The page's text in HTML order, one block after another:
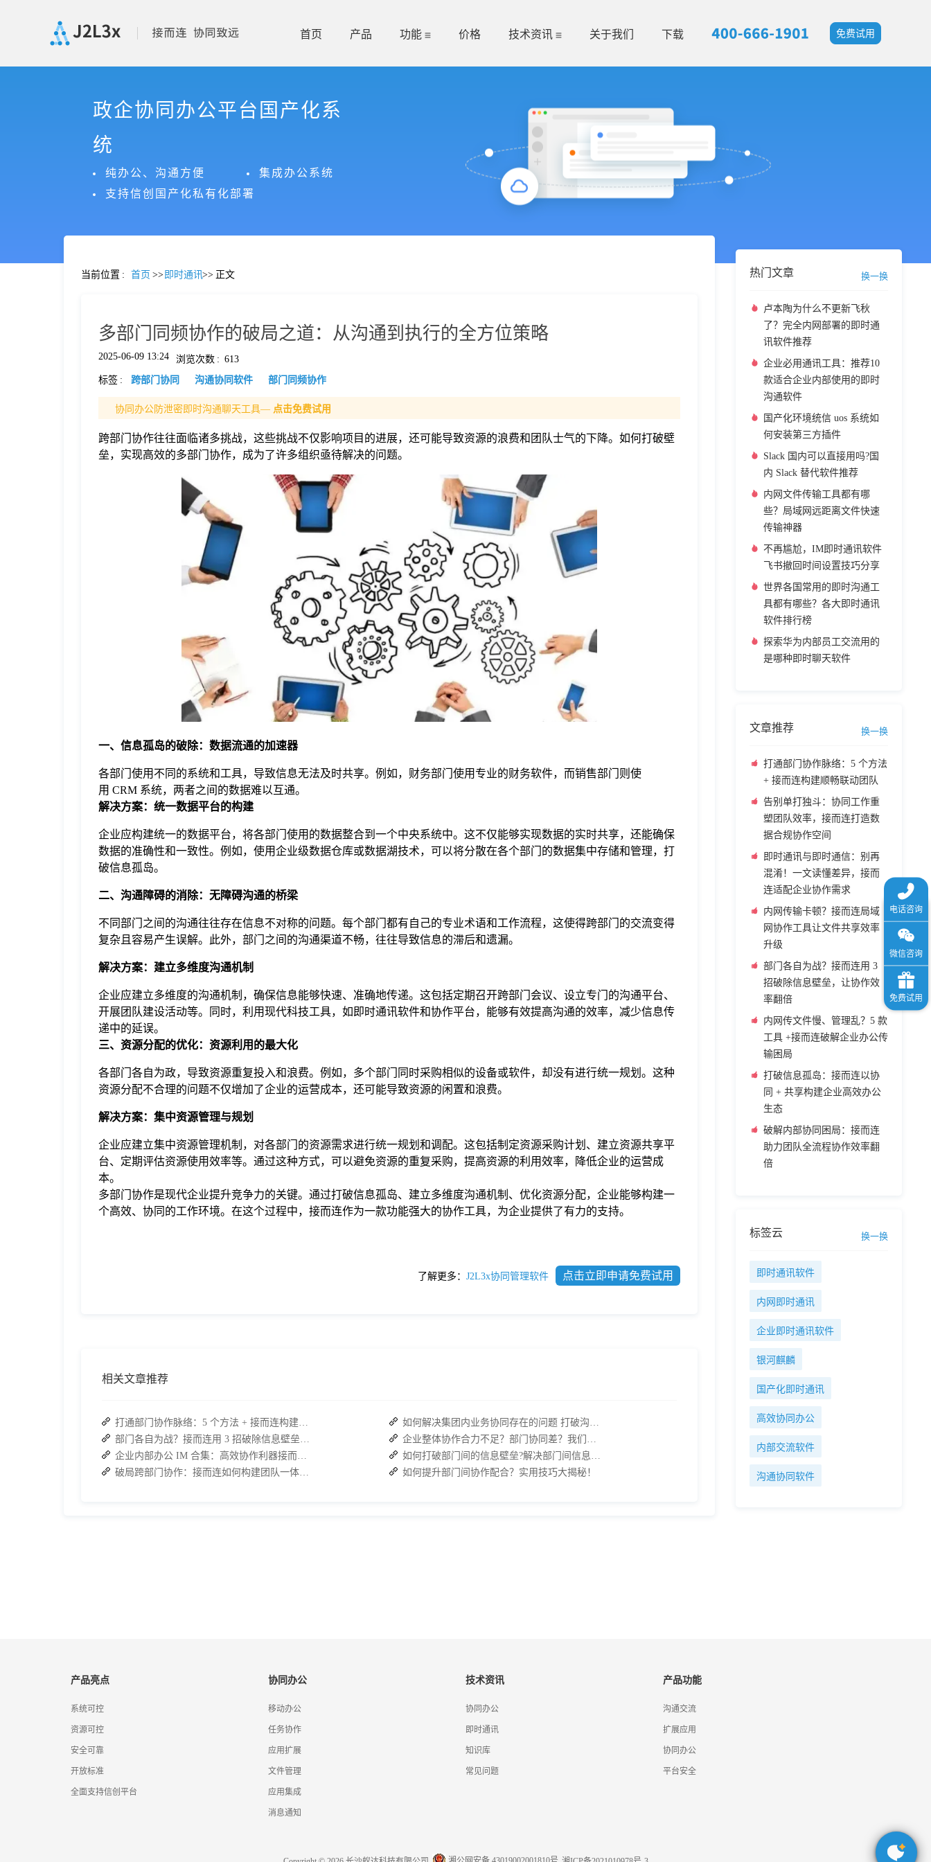
首页 产品 功能 价格 技术资讯 关于我们 下载 免费试用
政企协同办公平台国产化系
统
纯办公、沟通方便
集成办公系统
支持信创国产化私有化部署
当前位置 : 首页 >> 即时通讯>> 正文
多部门同频协作的破局之道：从沟通到执行的全方位策略
2025-06-09 13:24 浏览次数 : 613
标签 : 跨部门协同 沟通协同软件 部门同频协作
协同办公防泄密即时沟通聊天工具— 点击免费试用
跨部门协作往往面临诸多挑战，这些挑战不仅影响项目的进展，还可能导致资源的浪费和团队士气的下降。如何打破壁
垒，实现高效的多部门协作，成为了许多组织亟待解决的问题。
一、信息孤岛的破除：数据流通的加速器
各部门使用不同的系统和工具，导致信息无法及时共享。例如，财务部门使用专业的财务软件，而销售部门则使
用 CRM 系统，两者之间的数据难以互通。
解决方案：统一数据平台的构建
企业应构建统一的数据平台，将各部门使用的数据整合到一个中央系统中。这不仅能够实现数据的实时共享，还能确保
数据的准确性和一致性。例如，使用企业级数据仓库或数据湖技术，可以将分散在各个部门的数据集中存储和管理，打
破信息孤岛。
二、沟通障碍的消除：无障碍沟通的桥梁
不同部门之间的沟通往往存在信息不对称的问题。每个部门都有自己的专业术语和工作流程，这使得跨部门的交流变得
复杂且容易产生误解。此外，部门之间的沟通渠道不畅，往往导致信息的滞后和遗漏。
解决方案：建立多维度沟通机制
企业应建立多维度的沟通机制，确保信息能够快速、准确地传递。这包括定期召开跨部门会议、设立专门的沟通平台、
开展团队建设活动等。同时，利用现代科技工具，如即时通讯软件和协作平台，能够有效提高沟通的效率，减少信息传
递中的延误。
三、资源分配的优化：资源利用的最大化
各部门各自为政，导致资源重复投入和浪费。例如，多个部门同时采购相似的设备或软件，却没有进行统一规划。这种
资源分配不合理的问题不仅增加了企业的运营成本，还可能导致资源的闲置和浪费。
解决方案：集中资源管理与规划
企业应建立集中资源管理机制，对各部门的资源需求进行统一规划和调配。这包括制定资源采购计划、建立资源共享平
台、定期评估资源使用效率等。通过这种方式，可以避免资源的重复采购，提高资源的利用效率，降低企业的运营成
本。
多部门协作是现代企业提升竞争力的关键。通过打破信息孤岛、建立多维度沟通机制、优化资源分配，企业能够构建一
个高效、协同的工作环境。在这个过程中，接而连作为一款功能强大的协作工具，为企业提供了有力的支持。
了解更多： J2L3x协同管理软件 点击立即申请免费试用
相关文章推荐
如何提升部门间协作配合？实用技巧大揭秘！
热门文章 换一换
卢本陶为什么不更新飞秋
了？完全内网部署的即时通
讯软件推荐
企业必用通讯工具：推荐10
款适合企业内部使用的即时
沟通软件
国产化环境统信 uos 系统如
何安装第三方插件
Slack 国内可以直接用吗?国
内 Slack 替代软件推荐
内网文件传输工具都有哪
些？局域网远距离文件快速
传输神器
不再尴尬，IM即时通讯软件
飞书撤回时间设置技巧分享
世界各国常用的即时沟通工
具都有哪些？各大即时通讯
软件排行榜
探索华为内部员工交流用的
是哪种即时聊天软件
文章推荐 换一换
打通部门协作脉络：5 个方法
+ 接而连构建顺畅联动团队
告别单打独斗：协同工作重
塑团队效率，接而连打造数
据合规协作空间
即时通讯与即时通信：别再
混淆！一文读懂差异，接而
连适配企业协作需求
内网传输卡顿？接而连局域
网协作工具让文件共享效率
升级
部门各自为战？接而连用 3
招破除信息壁垒，让协作效
率翻倍
内网传文件慢、管理乱？5 款
工具 +接而连破解企业办公传
输困局
打破信息孤岛：接而连以协
同 + 共享构建企业高效办公
生态
破解内部协同困局：接而连
助力团队全流程协作效率翻
倍
标签云 换一换
即时通讯软件
内网即时通讯
企业即时通讯软件
银河麒麟
国产化即时通讯
高效协同办公
内部交流软件
沟通协同软件
产品亮点
系统可控
资源可控
安全可靠
开放标准
全面支持信创平台
协同办公
移动办公
任务协作
应用扩展
文件管理
应用集成
消息通知
技术资讯
协同办公
即时通讯
知识库
常见问题
产品功能
沟通交流
扩展应用
协同办公
平台安全